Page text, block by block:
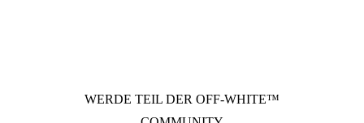
WERDE TEIL DER OFF-WHITE™